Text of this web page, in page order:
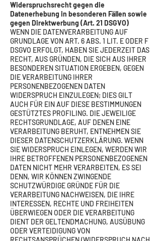
Widerspruchsrecht gegen die
Datenerhebung in besonderen Fällen sowie
gegen Direktwerbung (Art. 21 DSGVO)
WENN DIE DATENVERARBEITUNG AUF
GRUNDLAGE VON ART. 6 ABS. 1 LIT. E ODER F
DSGVO ERFOLGT, HABEN SIE JEDERZEIT DAS
RECHT, AUS GRÜNDEN, DIE SICH AUS IHRER
BESONDEREN SITUATION ERGEBEN, GEGEN
DIE VERARBEITUNG IHRER
PERSONENBEZOGENEN DATEN
WIDERSPRUCH EINZULEGEN; DIES GILT
AUCH FÜR EIN AUF DIESE BESTIMMUNGEN
GESTÜTZTES PROFILING. DIE JEWEILIGE
RECHTSGRUNDLAGE, AUF DENEN EINE
VERARBEITUNG BERUHT, ENTNEHMEN SIE
DIESER DATENSCHUTZERKLÄRUNG. WENN
SIE WIDERSPRUCH EINLEGEN, WERDEN WIR
IHRE BETROFFENEN PERSONENBEZOGENEN
DATEN NICHT MEHR VERARBEITEN, ES SEI
DENN, WIR KÖNNEN ZWINGENDE
SCHUTZWÜRDIGE GRÜNDE FÜR DIE
VERARBEITUNG NACHWEISEN, DIE IHRE
INTERESSEN, RECHTE UND FREIHEITEN
ÜBERWIEGEN ODER DIE VERARBEITUNG
DIENT DER GELTENDMACHUNG, AUSÜBUNG
ODER VERTEIDIGUNG VON